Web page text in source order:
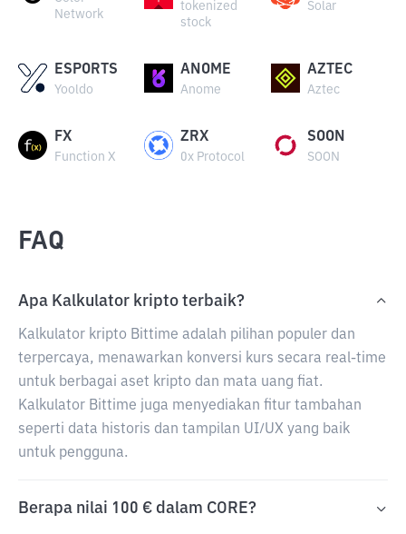
Network
tokenized
stock
Solar
ESPORTS
Yooldo
ANOME
Anome
AZTEC
Aztec
FX
Function X
ZRX
0x Protocol
SOON
SOON
FAQ
Apa Kalkulator kripto terbaik?
Kalkulator kripto Bittime adalah pilihan populer dan
terpercaya, menawarkan konversi kurs secara real-time
untuk berbagai aset kripto dan mata uang fiat.
Kalkulator Bittime juga menyediakan fitur tambahan
seperti data historis dan tampilan UI/UX yang baik
untuk pengguna.
Berapa nilai 100 € dalam CORE?